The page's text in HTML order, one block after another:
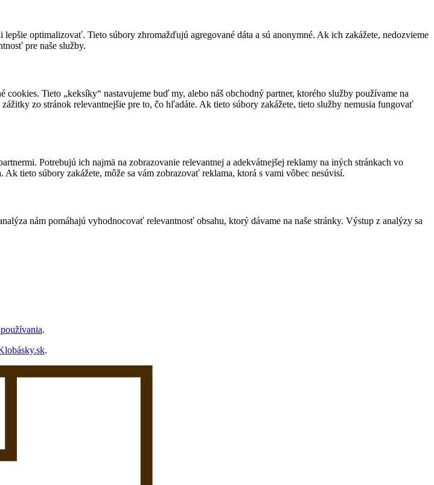
optimalizovať. Tieto súbory zhromažďujú agregované dáta a sú anonymné. Ak ich zakážete, nedozvieme
pre naše služby.
Tieto „keksíky“ nastavujeme buď my, alebo náš obchodný partner, ktorého služby používame na
zo stránok relevantnejšie pre to, čo hľadáte. Ak tieto súbory zakážete, tieto služby nemusia fungovať
Potrebujú ich najmä na zobrazovanie relevantnej a adekvátnejšej reklamy na iných stránkach vo
tieto súbory zakážete, môže sa vám zobrazovať reklama, ktorá s vami vôbec nesúvisí.
nám pomáhajú vyhodnocovať relevantnosť obsahu, ktorý dávame na naše stránky. Výstup z analýzy sa
.
.